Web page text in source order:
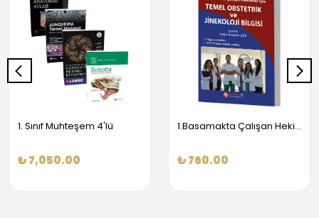
1. Sınıf Muhteşem 4'lü
₺ 7,050.00
1.Basamakta Çalışan Hekimler İçin Temel Obstetrik Ve Jinekoloji Bilgisi
₺ 760.00